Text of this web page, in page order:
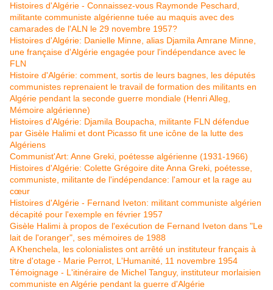
Histoires d'Algérie - Connaissez-vous Raymonde Peschard,
militante communiste algérienne tuée au maquis avec des
camarades de l'ALN le 29 novembre 1957?
Histoires d'Algérie: Danielle Minne, alias Djamila Amrane Minne,
une française d'Algérie engagée pour l'indépendance avec le
FLN
Histoire d'Algérie: comment, sortis de leurs bagnes, les députés
communistes reprenaient le travail de formation des militants en
Algérie pendant la seconde guerre mondiale (Henri Alleg,
Mémoire algérienne)
Histoires d'Algérie: Djamila Boupacha, militante FLN défendue
par Gisèle Halimi et dont Picasso fit une icône de la lutte des
Algériens
Communist'Art: Anne Greki, poétesse algérienne (1931-1966)
Histoires d'Algérie: Colette Grégoire dite Anna Greki, poétesse,
communiste, militante de l'indépendance: l'amour et la rage au
cœur
Histoires d'Algérie - Fernand Iveton: militant communiste algérien
décapité pour l'exemple en février 1957
Gisèle Halimi à propos de l'exécution de Fernand Iveton dans "Le
lait de l'oranger", ses mémoires de 1988
A Khenchela, les colonialistes ont arrêté un instituteur français à
titre d'otage - Marie Perrot, L'Humanité, 11 novembre 1954
Témoignage - L'itinéraire de Michel Tanguy, instituteur morlaisien
communiste en Algérie pendant la guerre d'Algérie